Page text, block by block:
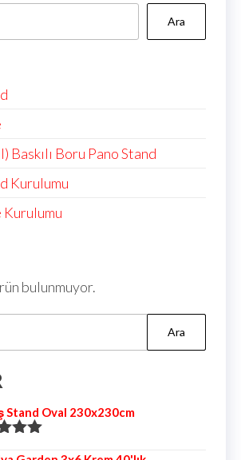
Ara
Baskılı Boru Pano Stand
Kurulumu
Kurulumu
bulunmuyor.
Stand Oval 230x230cm